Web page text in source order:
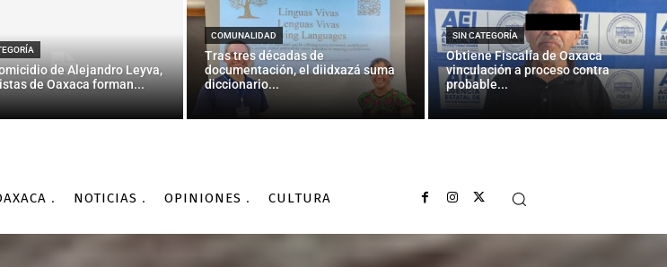
de Alejandro Leyva,
de Oaxaca forman...
COMUNALIDAD
Tras tres décadas de
documentación, el diidxazá suma
diccionario...
SIN CATEGORÍA
Obtiene Fiscalía de Oaxaca
vinculación a proceso contra
probable...
NOTICIAS OPINIONES CULTURA